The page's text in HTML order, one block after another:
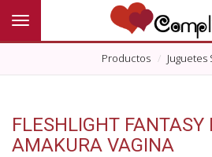
Toggle navigation
Productos Juguetes
FLESHLIGHT FANTASY
AMAKURA VAGINA